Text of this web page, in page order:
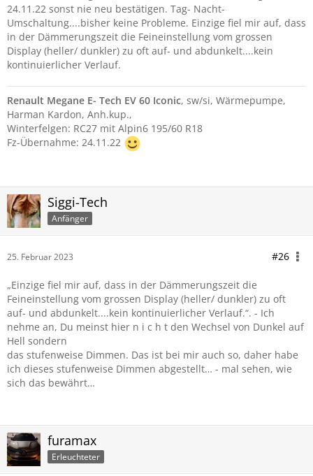
24.11.22 sonst nie neu bestätigen. Tag- Nacht-
Umschaltung....bisher keine Probleme. Einzige fiel mir auf, dass
in der Dämmerungszeit die Feineinstellung vom grossen
Display (heller/ dunkler) zu oft auf- und abdunkelt....kein
kontinuierlicher Verlauf.
Renault Megane E- Tech EV 60 Iconic, sw/si, Wärmepumpe,
Harman Kardon, Anh.kup.,
Winterfelgen: RC27 mit Alpin6 195/60 R18
Fz-Übernahme: 24.11.22
Siggi-Tech
Anfänger
25. Februar 2023 #26
„Einzige fiel mir auf, dass in der Dämmerungszeit die
Feineinstellung vom grossen Display (heller/ dunkler) zu oft
auf- und abdunkelt....kein kontinuierlicher Verlauf.“. - Ich
nehme an, Du meinst hier n i c h t den Wechsel von Dunkel auf
Hell sondern
das stufenweise Dimmen. Das ist bei mir auch so, daher habe
ich dieses stufenweise Dimmen abgestellt… - mal sehen, wie
sich das bewährt…
furamax
Erleuchteter